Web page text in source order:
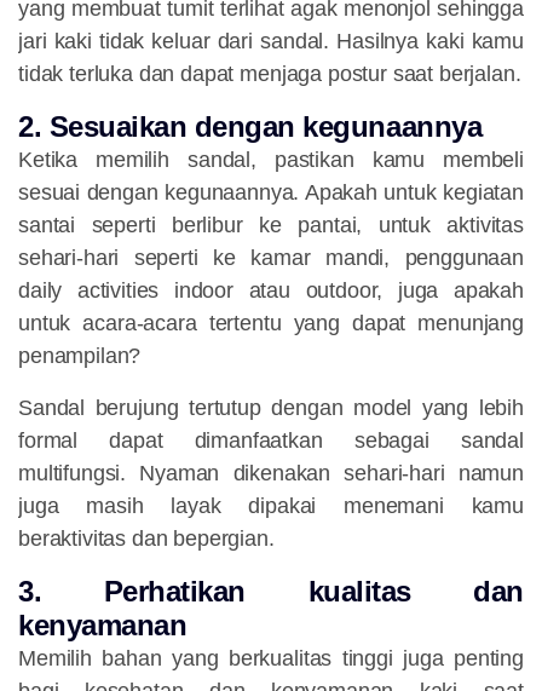
yang membuat tumit terlihat agak menonjol sehingga
jari kaki tidak keluar dari sandal. Hasilnya kaki kamu
tidak terluka dan dapat menjaga postur saat berjalan.
2. Sesuaikan dengan kegunaannya
Ketika memilih sandal, pastikan kamu membeli
sesuai dengan kegunaannya. Apakah untuk kegiatan
santai seperti berlibur ke pantai, untuk aktivitas
sehari-hari seperti ke kamar mandi, penggunaan
daily activities indoor atau outdoor, juga apakah
untuk acara-acara tertentu yang dapat menunjang
penampilan?
Sandal berujung tertutup dengan model yang lebih
formal dapat dimanfaatkan sebagai sandal
multifungsi. Nyaman dikenakan sehari-hari namun
juga masih layak dipakai menemani kamu
beraktivitas dan bepergian.
3. Perhatikan kualitas dan
kenyamanan
Memilih bahan yang berkualitas tinggi juga penting